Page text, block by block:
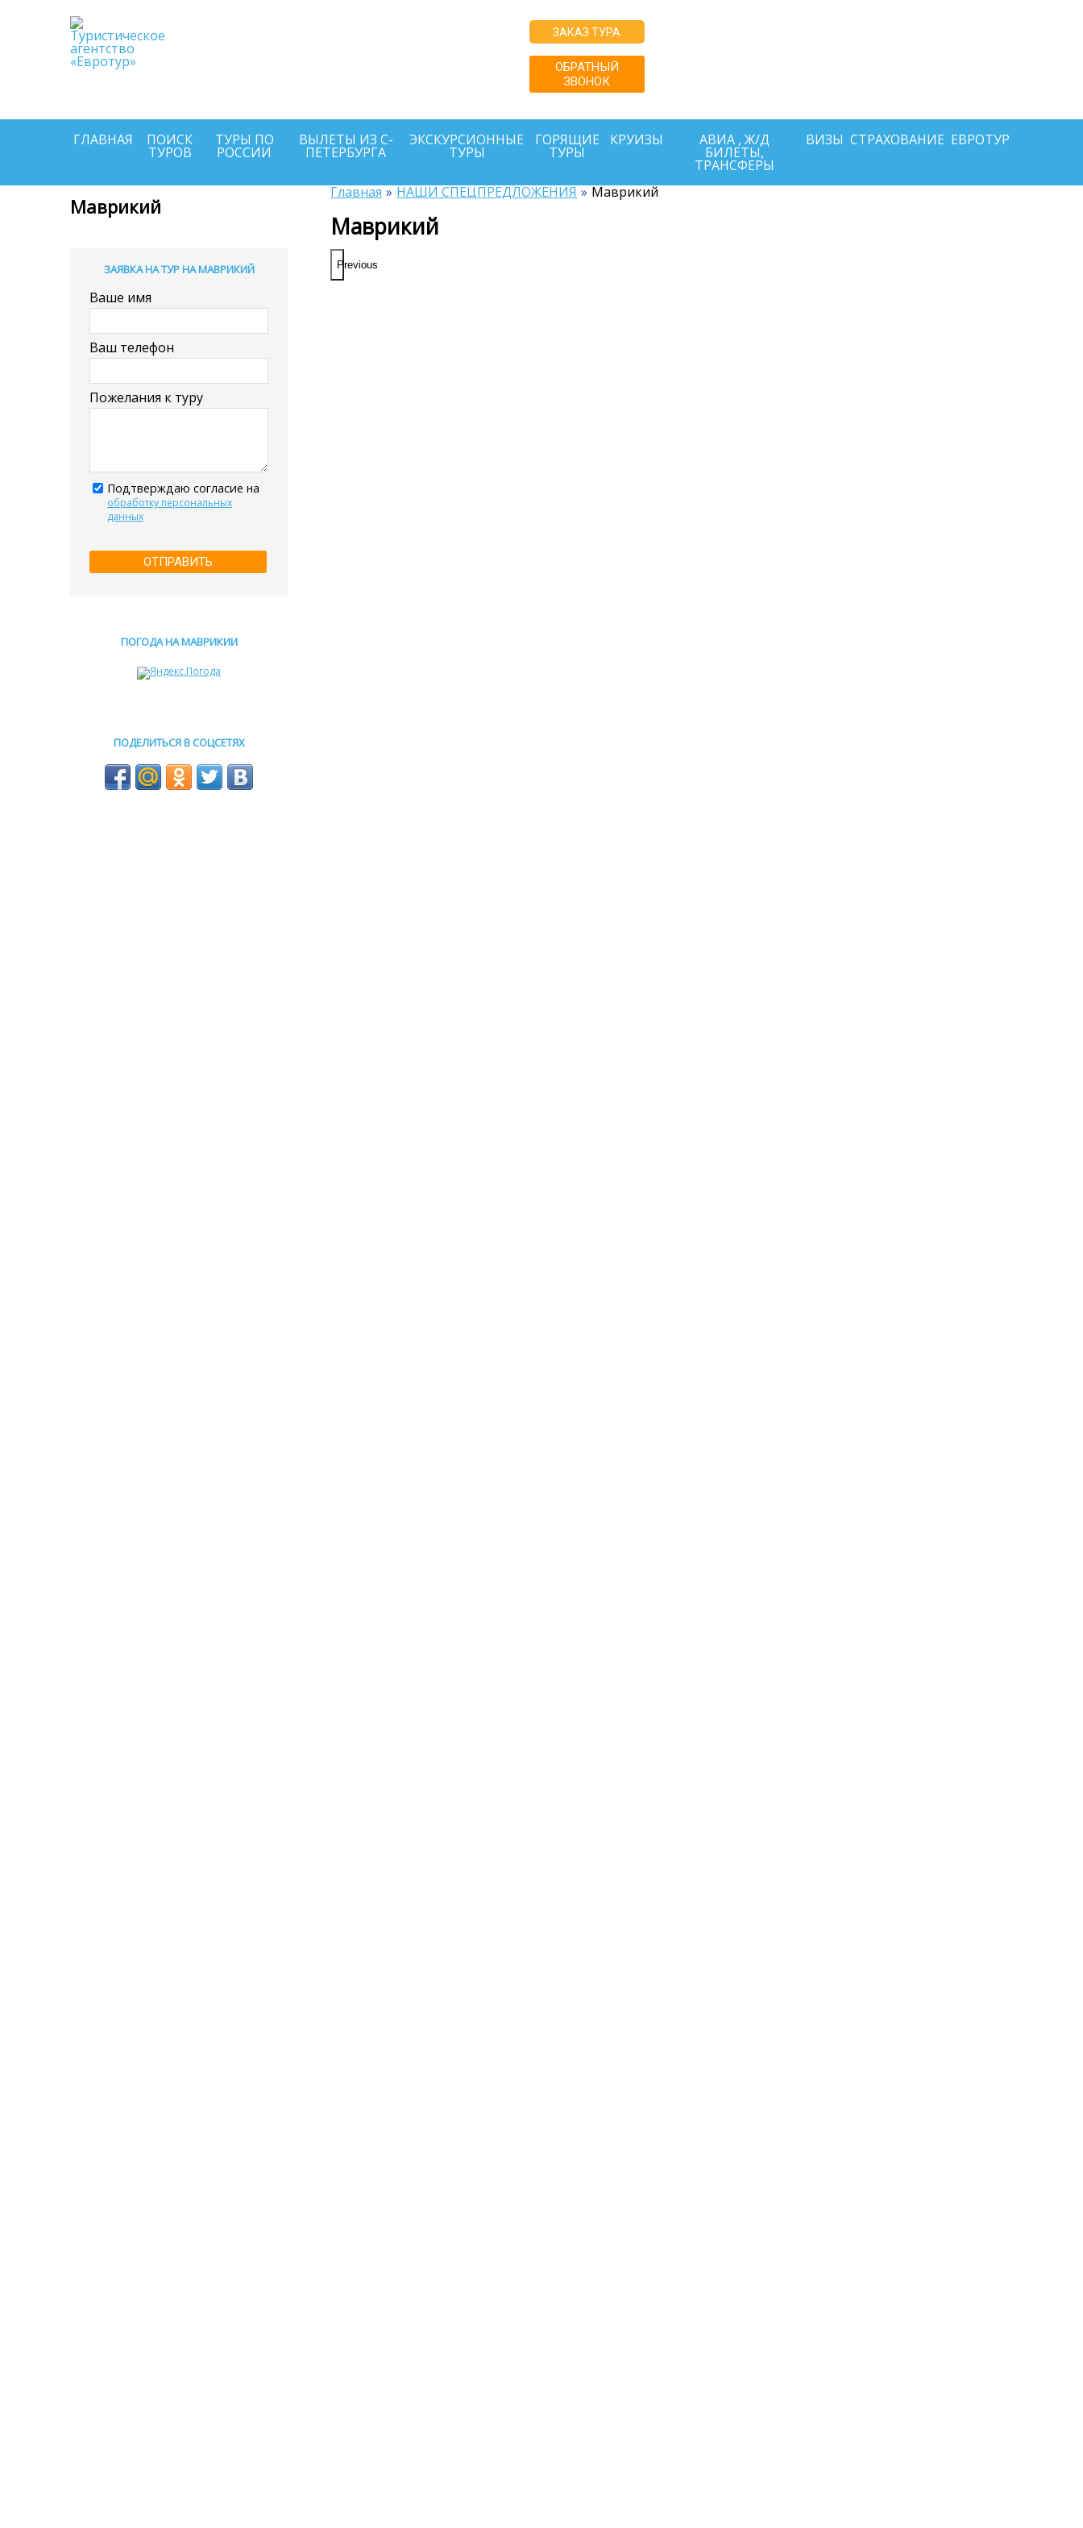
ЗАКАЗ ТУРА
ОБРАТНЫЙ
ЗВОНОК
ГЛАВНАЯ ПОИСК
ТУРОВ
ТУРЫ ПО
РОССИИ
ВЫЛЕТЫ ИЗ С-
ПЕТЕРБУРГА
ЭКСКУРСИОННЫЕ
ТУРЫ
ГОРЯЩИЕ
ТУРЫ
КРУИЗЫ АВИА , Ж/Д
БИЛЕТЫ,
ТРАНСФЕРЫ
ВИЗЫ СТРАХОВАНИЕ ЕВРОТУР
Главная НАШИ СПЕЦПРЕДЛОЖЕНИЯ Маврикий
Маврикий
Previous
Маврикий
ЗАЯВКА НА ТУР НА МАВРИКИЙ
Ваше имя
Ваш телефон
Пожелания к туру
Подтверждаю согласие на
обработку персональных
данных
ОТПРАВИТЬ
ПОГОДА НА МАВРИКИИ
ПОДЕЛИТЬСЯ В СОЦСЕТЯХ